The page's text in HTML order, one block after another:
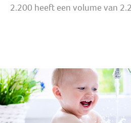
2.200 heeft een volume van